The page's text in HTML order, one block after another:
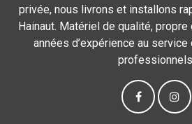
privée, nous livrons et installons
Hainaut. Matériel de qualité,
années d’expérience au